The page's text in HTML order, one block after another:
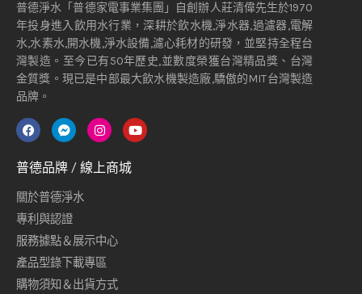
普德淨水「普德家電事業集團」自創辦人莊清偉先生於1970
年投身進入飲用水行業，深耕於飲水機,淨水器,過濾器,電解
水,水素水,開水機,淨水設備,濾心耗材的研發，並堅持全程台
灣製造。至今已有50年歷史,並數度榮獲台灣精品獎、台灣
金質獎。現已是中部最大飲水機製造廠,驕傲的MIT台灣製造
品牌。
普德品牌 / 線上商城
關於普德淨水
專利與認證
服務據點＆展示中心
產品型錄下載專區
購物須知＆出貨方式